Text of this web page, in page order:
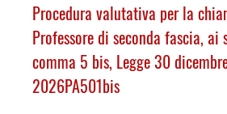
Procedura valutativa per la
Professore di seconda fascia, ai
comma 5 bis, Legge 30
2026PA501bis